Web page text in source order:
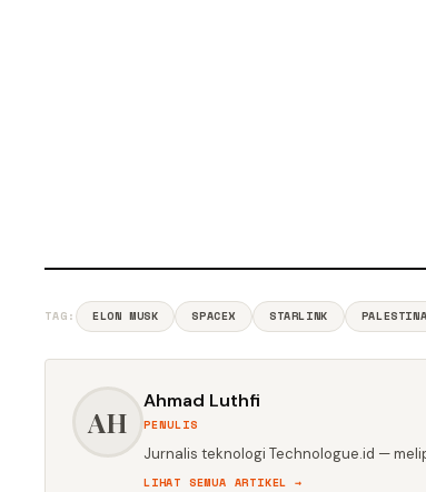
TAG: ELON MUSK SPACEX STARLINK PALESTINA
AH
Ahmad Luthfi
PENULIS
Jurnalis teknologi Technologue.id —
LIHAT SEMUA ARTIKEL →